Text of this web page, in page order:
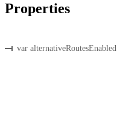
Properties
var alternativeRoutesEnabled